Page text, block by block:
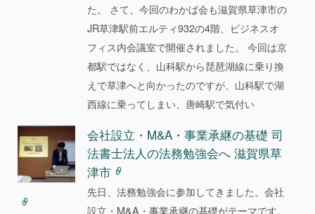
た。 さて、今回のわかば会も滋賀県草津市の
JR草津駅前エルティ932の4階、ビジネスオ
フィス内会議室で開催されました。 今回は京
都駅ではなく、山科駅から琵琶湖線に乗り換
えで草津へと向かったのですが、山科駅で湖
西線に乗ってしまい、唐崎駅で気付い
会社設立・M&A・事業承継の基礎 司
法書士法人の法務勉強会へ 滋賀県草
津市
先日、法務勉強会に参加してきました。会社
設立・M&A・事業承継の基礎がテーマです。